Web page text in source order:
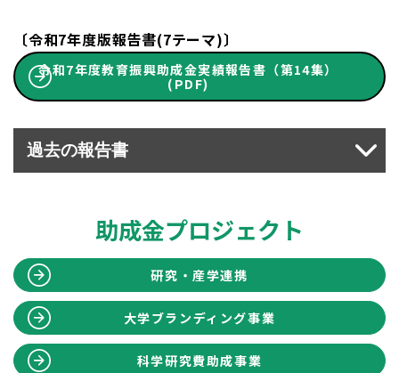
〔令和7年度版報告書(7テーマ)〕
令和7年度教育振興助成金実績報告書（第14集）
(PDF)
過去の報告書
令和6年度教育振興助成金実績報告書（第13
集）(PDF)
〔令和5年度版報告書(10テーマ)〕
令和5年度教育振興助成金実績報告書（第12
集）(PDF)
〔令和4年度版報告書(9テーマ)〕
助成金プロジェクト
研究・産学連携
大学ブランディング事業
科学研究費助成事業